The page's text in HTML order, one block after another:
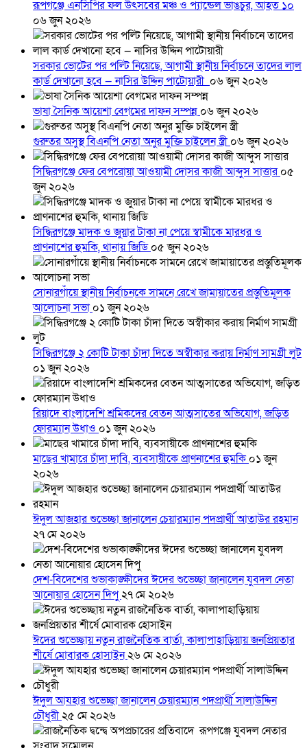
রূপগঞ্জে এনসিপির ফল উৎসবের মঞ্চ ও প্যান্ডেল ভাঙচুর, আহত ১০
০৬ জুন ২০২৬
সরকার ভোটের পর পল্টি নিয়েছে, আগামী স্থানীয় নির্বাচনে তাদের লাল
কার্ড দেখানো হবে — নাসির উদ্দিন পাটোয়ারী ০৬ জুন ২০২৬
ভাষা সৈনিক আয়েশা বেগমের দাফন সম্পন্ন ০৬ জুন ২০২৬
গুরুতর অসুস্থ বিএনপি নেতা অনুর মুক্তি চাইলেন স্ত্রী০৬ জুন ২০২৬
সিদ্ধিরগঞ্জে ফের বেপরোয়া আওয়ামী দোসর কাজী আব্দুস সাত্তার০৫
জুন ২০২৬
সিদ্ধিরগঞ্জে মাদক ও জুয়ার টাকা না পেয়ে স্বামীকে মারধর ও
প্রাণনাশের হুমকি, থানায় জিডি০৫ জুন ২০২৬
সোনারগাঁয়ে স্থানীয় নির্বাচনকে সামনে রেখে জামায়াতের প্রস্তুতিমূলক
আলোচনা সভা ০১ জুন ২০২৬
সিদ্ধিরগঞ্জে ২ কোটি টাকা চাঁদা দিতে অস্বীকার করায় নির্মাণ সামগ্রী লুট
০১ জুন ২০২৬
রিয়াদে বাংলাদেশি শ্রমিকদের বেতন আত্মসাতের অভিযোগ, জড়িত
ফোরম্যান উধাও ০১ জুন ২০২৬
মাছের খামারে চাঁদা দাবি, ব্যবসায়ীকে প্রাণনাশের হুমকি ০১ জুন
২০২৬
ঈদুল আজহার শুভেচ্ছা জানালেন চেয়ারম্যান পদপ্রার্থী আতাউর রহমান
২৭ মে ২০২৬
দেশ-বিদেশের শুভাকাঙ্ক্ষীদের ঈদের শুভেচ্ছা জানালেন যুবদল নেতা
আনোয়ার হোসেন দিপু২৭ মে ২০২৬
ঈদের শুভেচ্ছায় নতুন রাজনৈতিক বার্তা, কালাপাহাড়িয়ায় জনপ্রিয়তার
শীর্ষে মোবারক হোসাইন২৬ মে ২০২৬
ঈদুল আযহার শুভেচ্ছা জানালেন চেয়ারম্যান পদপ্রার্থী সালাউদ্দিন
চৌধুরী২৫ মে ২০২৬